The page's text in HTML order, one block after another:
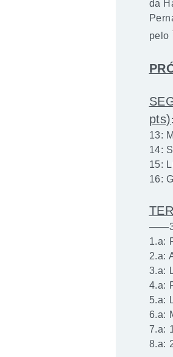
da
pelo
pts):
13:
14:
15:
16:
1.a:
2.a:
3.a:
4.a:
5.a:
6.a:
7.a:
8.a: